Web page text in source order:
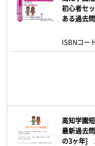
初心者セ
ある過去
ISBNコー
高知学園
最新過去
の3ヶ年]